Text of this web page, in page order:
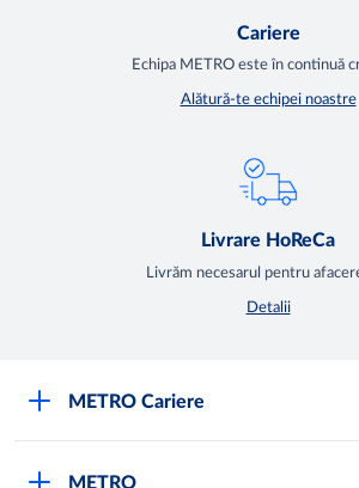
Cariere
Echipa METRO este în continuă
Alătură-te echipei noastre
Livrare HoReCa
Livrăm necesarul pentru
Detalii
METRO Cariere
METRO